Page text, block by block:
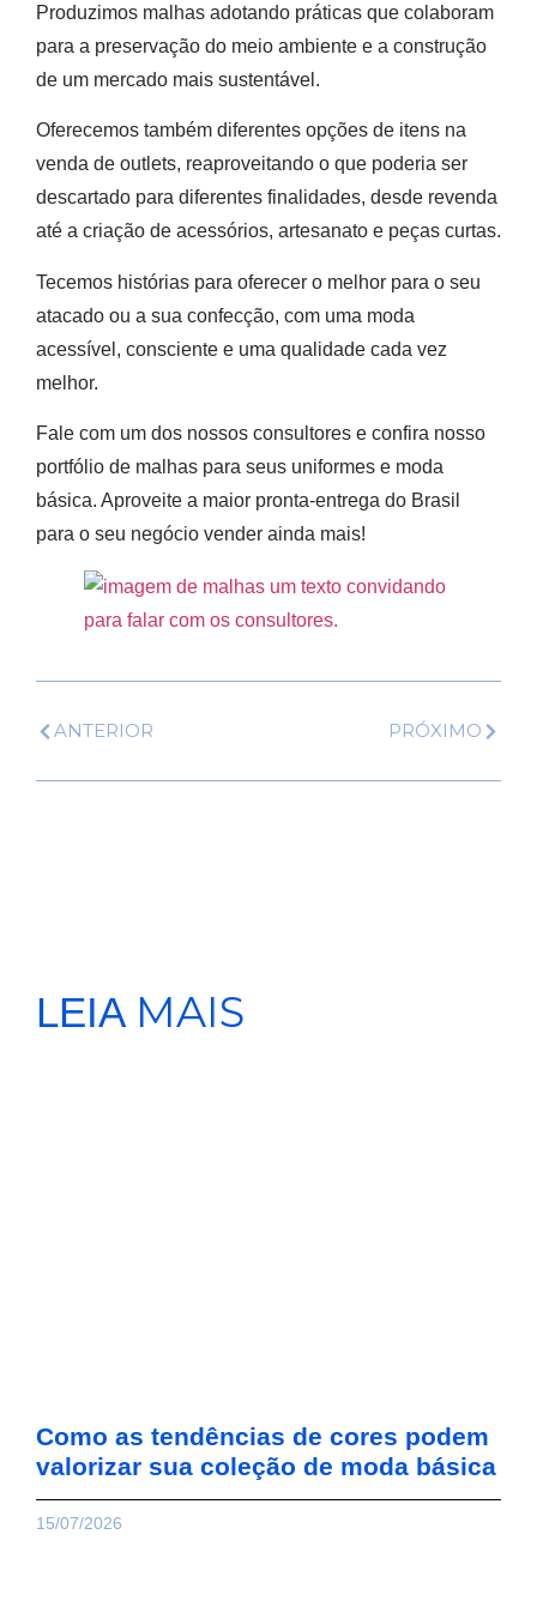
Produzimos malhas adotando práticas que colaboram
para a preservação do meio ambiente e a construção
de um mercado mais sustentável.
Oferecemos também diferentes opções de itens na
venda de outlets, reaproveitando o que poderia ser
descartado para diferentes finalidades, desde revenda
até a criação de acessórios, artesanato e peças curtas.
Tecemos histórias para oferecer o melhor para o seu
atacado ou a sua confecção, com uma moda
acessível, consciente e uma qualidade cada vez
melhor.
Fale com um dos nossos consultores e confira nosso
portfólio de malhas para seus uniformes e moda
básica. Aproveite a maior pronta-entrega do Brasil
para o seu negócio vender ainda mais!
ANTERIOR PRÓXIMO
LEIA MAIS
Como as tendências de cores podem
valorizar sua coleção de moda básica
15/07/2026